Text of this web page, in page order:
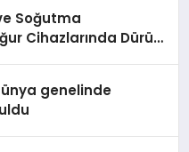
Soğutma
Cihazlarında Dürüst
genelinde